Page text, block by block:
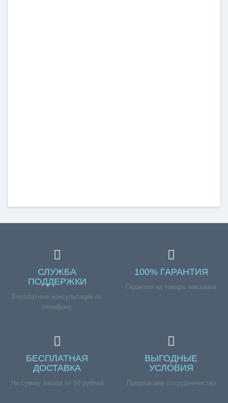
СЛУЖБА
ПОДДЕРЖКИ
Бесплатные консультации по
телефону
100% ГАРАНТИЯ
Гарантия на товары магазина
БЕСПЛАТНАЯ
ДОСТАВКА
На сумму заказа от 50 рублей
ВЫГОДНЫЕ
УСЛОВИЯ
Предлагаем сотрудничество